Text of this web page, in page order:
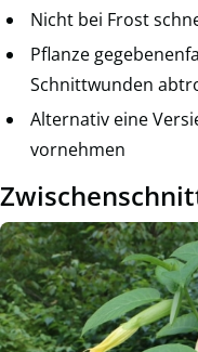
Nicht bei Frost
Pflanze
Schnittwunden
Alternativ eine
vornehmen